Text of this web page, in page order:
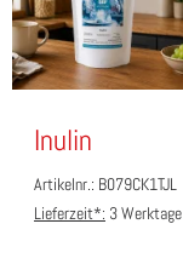
Inulin
Artikelnr.: B079CK1TJL
Lieferzeit*: 3 Werktage